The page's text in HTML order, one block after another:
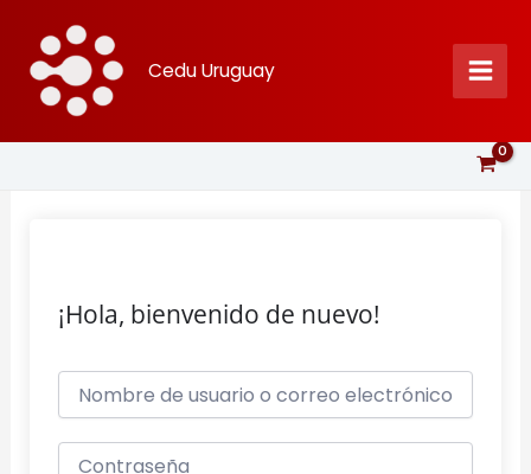
contenido
Cedu Uruguay
¡Hola, bienvenido de nuevo!